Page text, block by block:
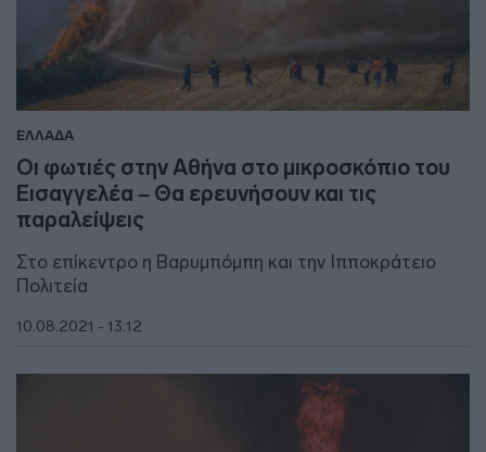
ΕΛΛΑΔΑ
Οι φωτιές στην Αθήνα στο μικροσκόπιο του
Εισαγγελέα – Θα ερευνήσουν και τις
παραλείψεις
Στο επίκεντρο η Βαρυμπόμπη και την Ιπποκράτειο
Πολιτεία
10.08.2021 - 13:12